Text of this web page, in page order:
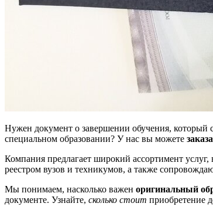
Нужен документ о завершении обучения,
специальном образовании? У нас вы можете
Компания предлагает широкий ассортимент услуг,
реестром вузов и техникумов, а также
Мы понимаем, насколько важен оригинальный
документе. Узнайте, сколько стоит приобретение